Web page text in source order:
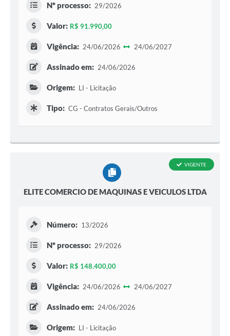
Nº processo: 29/2026
Valor: R$ 91.990,00
Vigência: 24/06/2026 24/06/2027
Assinado em: 24/06/2026
Origem: LI - Licitação
Tipo: CG - Contratos Gerais/Outros
ELITE COMERCIO DE MAQUINAS E VEICULOS LTDA
VIGENTE
Número: 13/2026
Nº processo: 29/2026
Valor: R$ 148.400,00
Vigência: 24/06/2026 24/06/2027
Assinado em: 24/06/2026
Origem: LI - Licitação